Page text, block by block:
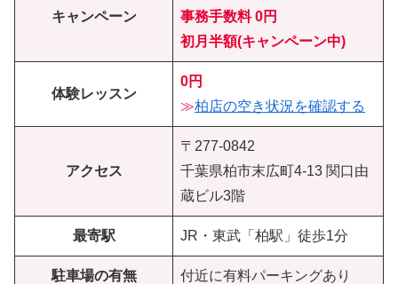
キャンペーン
事務手数料 0円
初月半額(キャンペーン中)
体験レッスン
0円
≫柏店の空き状況を確認する
アクセス
〒277-0842
千葉県柏市末広町4-13 関口由
蔵ビル3階
最寄駅 JR・東武「柏駅」徒歩1分
駐車場の有無 付近に有料パーキングあり